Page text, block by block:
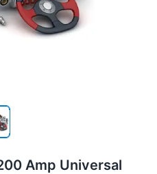
Amp Universal